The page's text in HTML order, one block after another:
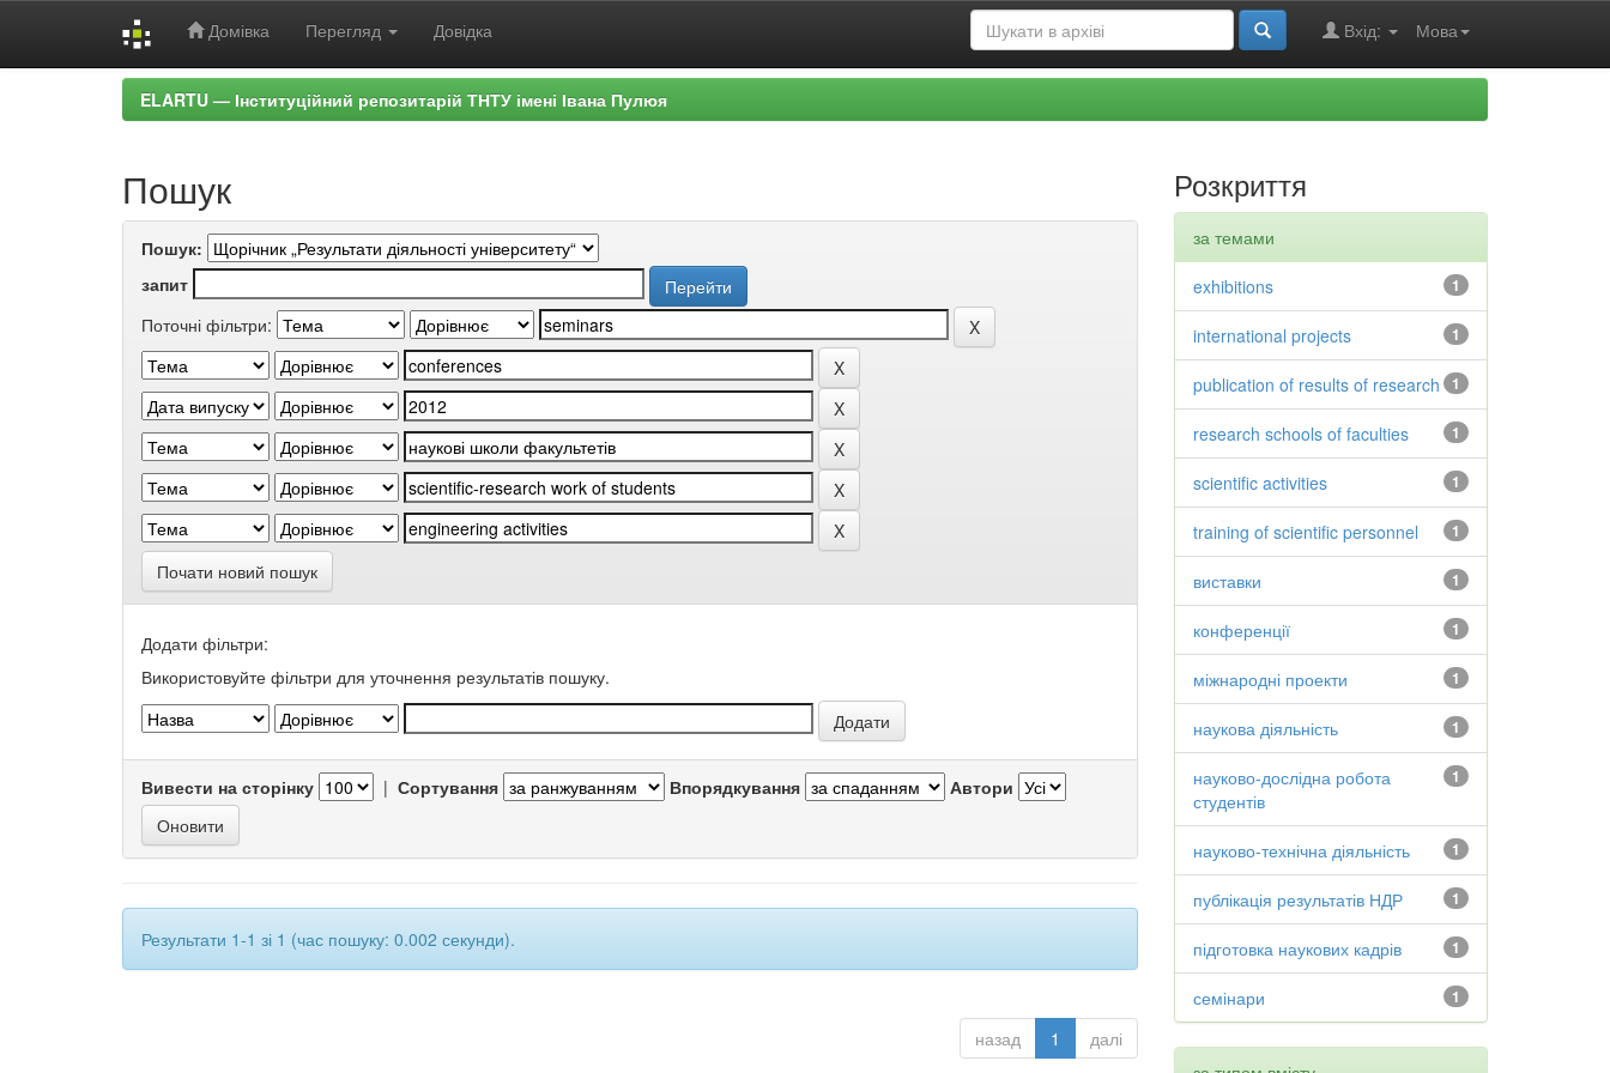
Домівка Перегляд Довідка Мова
Вхід:
ELARTU — Інституційний репозитарій ТНТУ імені Івана Пулюя
Пошук
Пошук:
запит
Поточні фільтри:
Почати новий пошук
Додати фільтри:
Використовуйте фільтри для уточнення результатів пошуку.
Вивести на сторінку | Сортування Впорядкування Автори
Результати 1-1 зі 1 (час пошуку: 0.002 секунди).
назад 1 далі
Розкриття
за темами
1
exhibitions
1
international projects
1
publication of results of research
1
research schools of faculties
1
scientific activities
1
training of scientific personnel
1
виставки
1
конференції
1
міжнародні проекти
1
наукова діяльність
1
науково-дослідна робота
студентів
1
науково-технічна діяльність
1
публікація результатів НДР
1
підготовка наукових кадрів
1
семінари